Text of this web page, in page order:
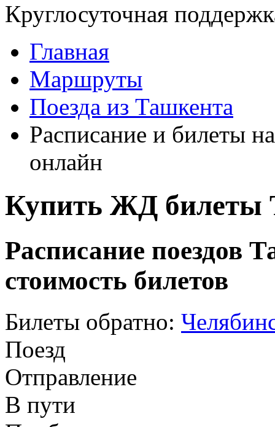
Круглосуточная
Главная
Маршруты
Поезда из Ташкента
Расписание и билеты
онлайн
Купить ЖД билеты
Расписание поездов
стоимость билетов
Билеты обратно:
Поезд
Отправление
В пути